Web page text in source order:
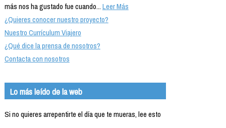
más nos ha gustado fue cuando...Leer Más
¿Quieres conocer nuestro proyecto?
Nuestro Currículum Viajero
¿Qué dice la prensa de nosotros?
Contacta con nosotros
Lo más leído de la web
Si no quieres arrepentirte el día que te mueras, lee esto